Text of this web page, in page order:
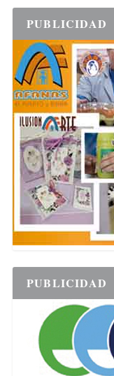
PUBLICIDAD
PUBLICIDAD